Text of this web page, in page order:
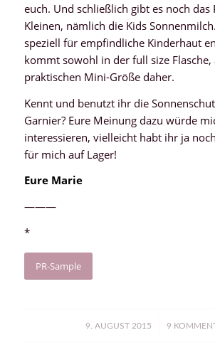
euch. Und schließlich gibt es noch das
Kleinen, nämlich die Kids
speziell für empfindliche Kinderhaut
kommt sowohl in der full size Flasche,
praktischen Mini-Größe daher.
Kennt und benutzt ihr die
Garnier? Eure Meinung dazu würde
interessieren, vielleicht habt ihr ja
für mich auf Lager!
Eure Marie
———
*
PR-Sample
9. AUGUST 2015
/ 9